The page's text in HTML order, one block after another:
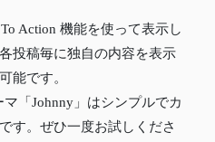
Action 機能を使って表示し
投稿毎に独自の内容を表示
能です。
マ「Johnny」はシンプルでカ
す。ぜひ一度お試しくださ